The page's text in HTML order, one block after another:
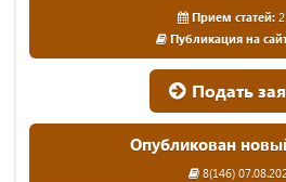
Прием статей:
Публикация на
Подать
Опубликован
8(146)